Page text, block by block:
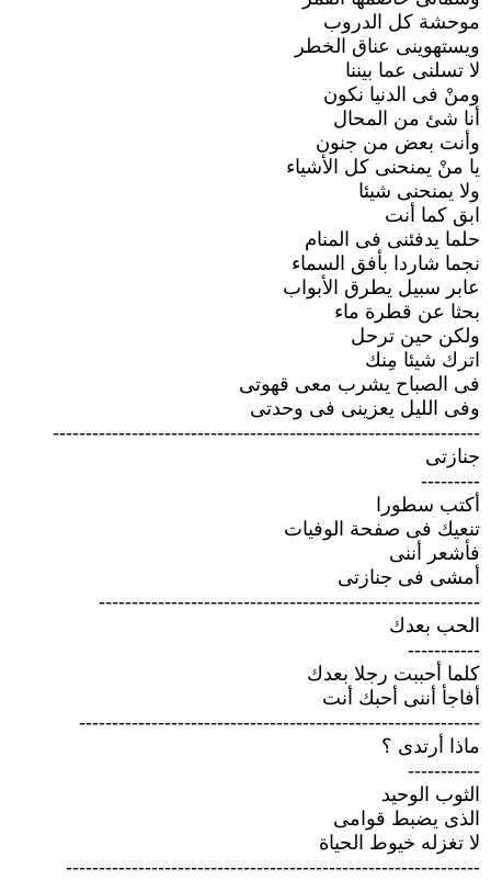
موحشة كل الدروب
ويستهوينى عناق الخطر
لا تسلنى عما بيننا
ومنْ فى الدنيا نكون
أنا شئ من المحال
وأنت بعض من جنون
يا منْ يمنحنى كل الأشياء
ولا يمنحنى شيئا
ابق كما أنت
حلما يدفئنى فى المنام
نجما شاردا بأفق السماء
عابر سبيل يطرق الأبواب
بحثا عن قطرة ماء
ولكن حين ترحل
اترك شيئا مِنك
فى الصباح يشرب معى قهوتى
وفى الليل يعزينى فى وحدتى
-----------------------------------------------------------------
جنازتى
---------
أكتب سطورا
تنعيك فى صفحة الوفيات
فأشعر أننى
أمشى فى جنازتى
----------------------------------------------------------
الحب بعدك
-----------
كلما أحببت رجلا بعدك
أفاجأ أننى أحبك أنت
-------------------------------------------------------------
ماذا أرتدى ؟
-----------
الثوب الوحيد
الذى يضبط قوامى
لا تغزله خيوط الحياة
---------------------------------------------------------------